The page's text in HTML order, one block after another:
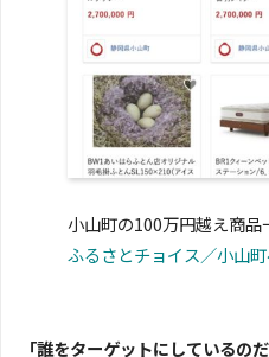
小山町の100万円越え商品
ふるさとチョイス／小山
「誰をターゲットにしているのだ